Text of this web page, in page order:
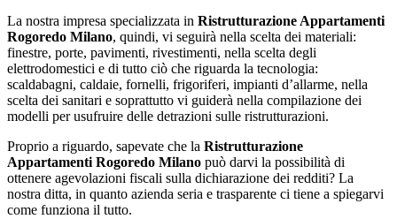
La nostra impresa specializzata in Ristrutturazione Appartamenti
Rogoredo Milano, quindi, vi seguirà nella scelta dei materiali:
finestre, porte, pavimenti, rivestimenti, nella scelta degli
elettrodomestici e di tutto ciò che riguarda la tecnologia:
scaldabagni, caldaie, fornelli, frigoriferi, impianti d’allarme, nella
scelta dei sanitari e soprattutto vi guiderà nella compilazione dei
modelli per usufruire delle detrazioni sulle ristrutturazioni.
Proprio a riguardo, sapevate che la Ristrutturazione
Appartamenti Rogoredo Milano può darvi la possibilità di
ottenere agevolazioni fiscali sulla dichiarazione dei redditi? La
nostra ditta, in quanto azienda seria e trasparente ci tiene a spiegarvi
come funziona il tutto.